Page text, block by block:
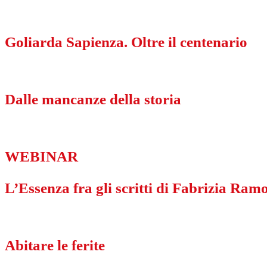
Goliarda Sapienza. Oltre il centenario
Dalle mancanze della storia
WEBINAR
L’Essenza fra gli scritti di Fabrizia
Abitare le ferite